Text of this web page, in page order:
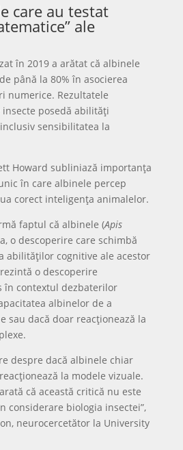
care au testat
ale
în 2019 a arătat că albinele
până la 80% în asocierea
numerice. Rezultatele
insecte posedă abilități
sensibilitatea la
Howard subliniază importanța
în care albinele percep
corect inteligența animalelor.
faptul că albinele (Apis
o descoperire care schimbă
abilităților cognitive ale acestor
o descoperire
în contextul dezbaterilor
albinelor de a
sau dacă doar reacționează la
despre dacă albinele chiar
la modele vizuale.
că această critică nu este
considerare biologia insectei”,
neurocercetător la University